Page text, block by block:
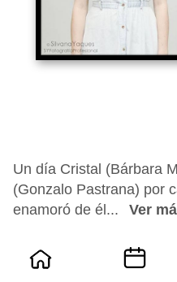
Un día Cristal (Bárbara
(Gonzalo Pastrana) por
enamoró de él...
Ver